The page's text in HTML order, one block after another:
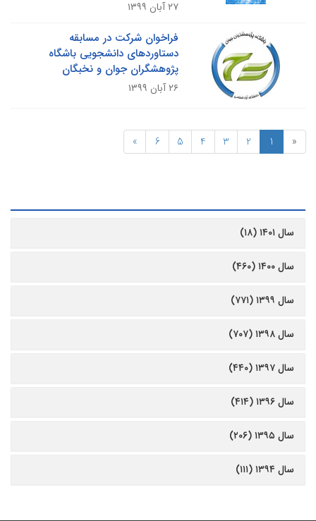
فراخوان شرکت در مسابقه
دستاوردهای دانشجویی باشگاه
پژوهشگران جوان و نخبگان
سال ۱۴۰۱ (۱۸)
سال ۱۴۰۰ (۴۶۰)
سال ۱۳۹۹ (۷۷۱)
سال ۱۳۹۸ (۷۰۷)
سال ۱۳۹۷ (۴۴۰)
سال ۱۳۹۶ (۴۱۴)
سال ۱۳۹۵ (۲۰۶)
سال ۱۳۹۴ (۱۱۱)